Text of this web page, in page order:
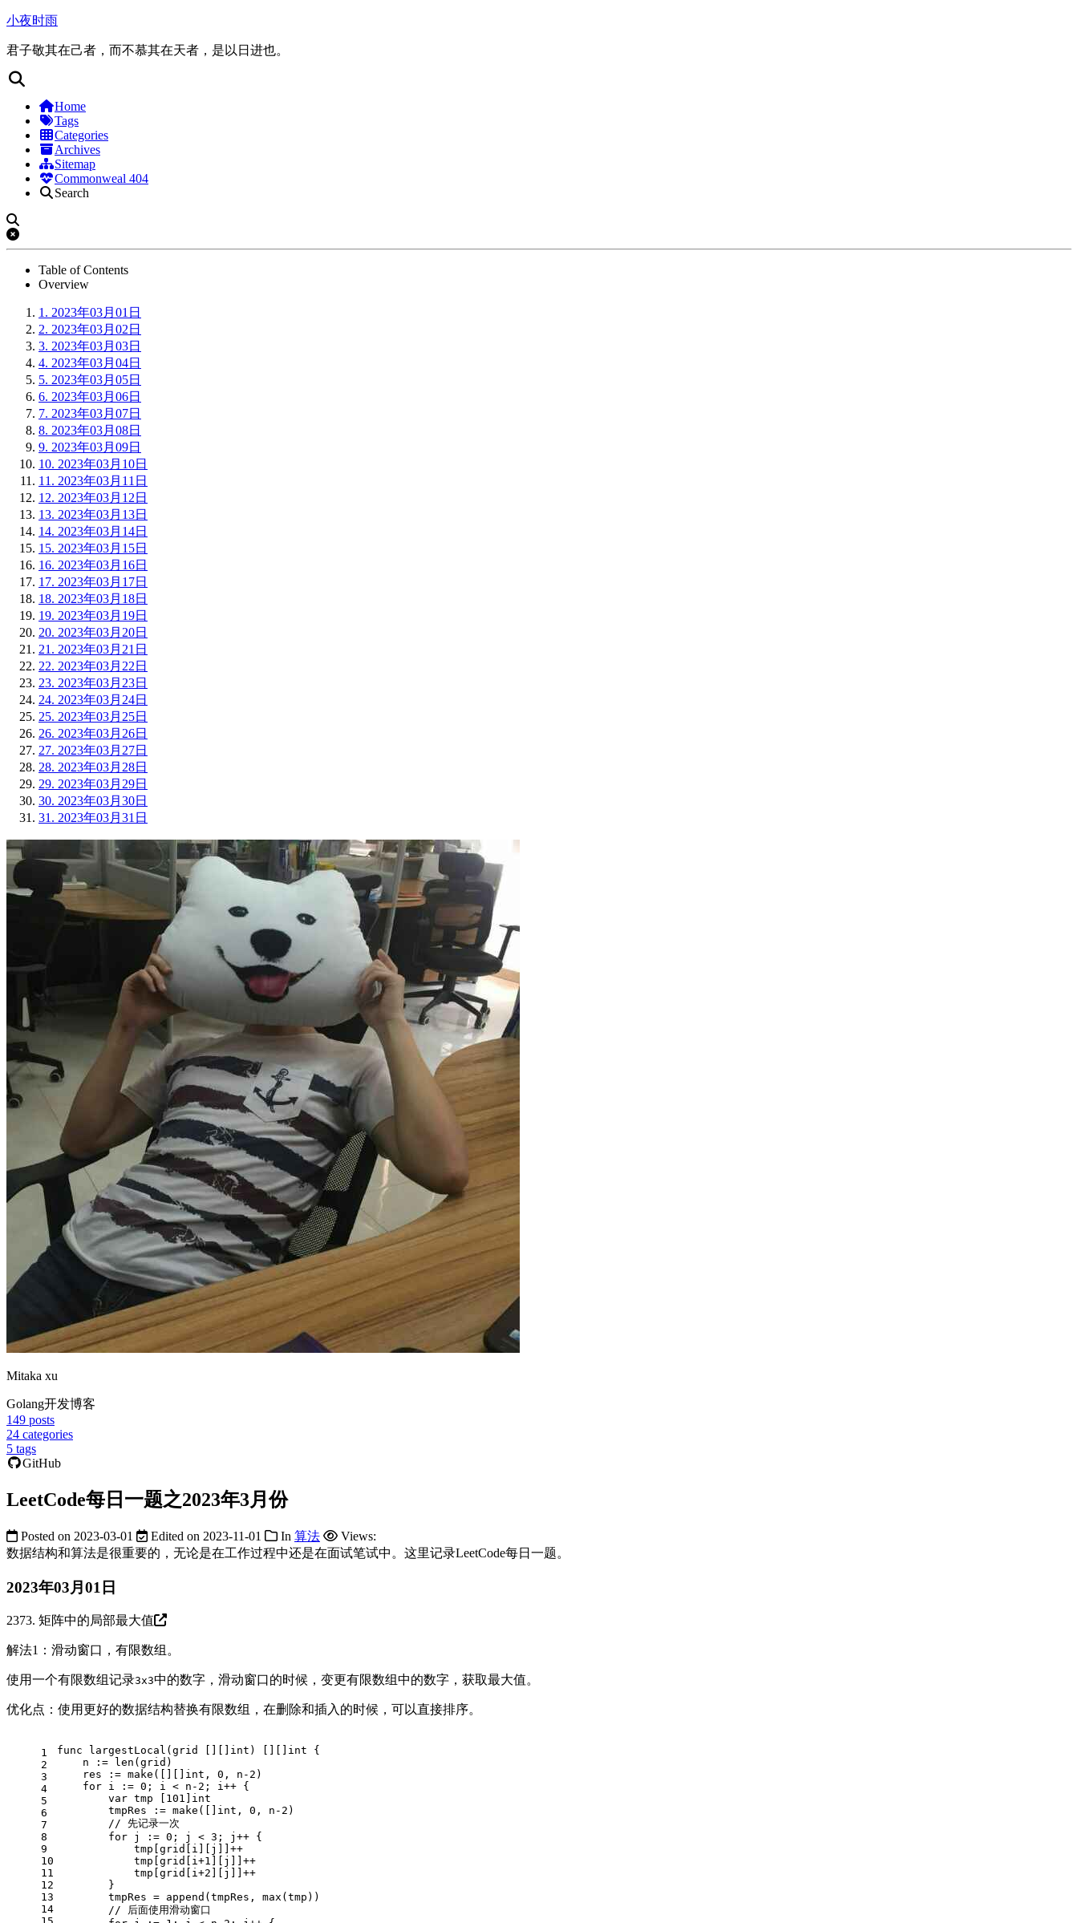
小夜时雨
君子敬其在己者，而不慕其在天者，是以日进也。
Home
Tags
Categories
Archives
Sitemap
Commonweal 404
Search
Table of Contents
Overview
1. 2023年03月01日
2. 2023年03月02日
3. 2023年03月03日
4. 2023年03月04日
5. 2023年03月05日
6. 2023年03月06日
7. 2023年03月07日
8. 2023年03月08日
9. 2023年03月09日
10. 2023年03月10日
11. 2023年03月11日
12. 2023年03月12日
13. 2023年03月13日
14. 2023年03月14日
15. 2023年03月15日
16. 2023年03月16日
17. 2023年03月17日
18. 2023年03月18日
19. 2023年03月19日
20. 2023年03月20日
21. 2023年03月21日
22. 2023年03月22日
23. 2023年03月23日
24. 2023年03月24日
25. 2023年03月25日
26. 2023年03月26日
27. 2023年03月27日
28. 2023年03月28日
29. 2023年03月29日
30. 2023年03月30日
31. 2023年03月31日
Mitaka xu
Golang开发博客
149 posts
24 categories
5 tags
GitHub
LeetCode每日一题之2023年3月份
Posted on 2023-03-01 Edited on 2023-11-01 In 算法
Views:
数据结构和算法是很重要的，无论是在工作过程中还是在面试笔试中。这里记录LeetCode每日一题。
2023年03月01日
2373. 矩阵中的局部最大值
解法1：滑动窗口，有限数组。
使用一个有限数组记录3x3中的数字，滑动窗口的时候，变更有限数组中的数字，获取最大值。
优化点：使用更好的数据结构替换有限数组，在删除和插入的时候，可以直接排序。
1
2
3
4
5
6
7
8
9
10
11
12
13
14
func largestLocal (grid [][] int ) int {
    n :=
len (grid)
    res :=
make ([][] int , 0 , n -2 )
for i := 0 ; i < n -2 ; i++ {
var tmp [ 101
int
        tmpRes :=
make ([] int , 0 , n -2 )
// 先记录一次
for j := 0 ; j < 3 ; j++ {
            tmp[grid[i][j]]++
            tmp[grid[i+
1 ][j]]++
            tmp[grid[i+
2 ][j]]++
        }
        tmpRes =
append (tmpRes, max(tmp))
// 后面使用滑动窗口